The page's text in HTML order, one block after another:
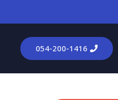
054-200-1416​